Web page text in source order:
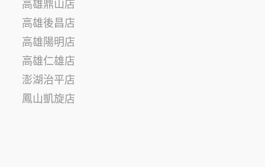
高雄鼎山店
高雄後昌店
高雄陽明店
高雄仁雄店
澎湖治平店
鳳山凱旋店